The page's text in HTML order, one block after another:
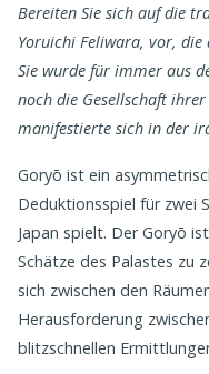
Bereiten Sie sich auf die
Yoruichi Feliwara, vor, die
Sie wurde für immer aus
noch die Gesellschaft ihrer
manifestierte sich in der
Goryō ist ein
Deduktionsspiel für zwei
Japan spielt. Der Goryō
Schätze des Palastes zu
sich zwischen den
Herausforderung
blitzschnellen